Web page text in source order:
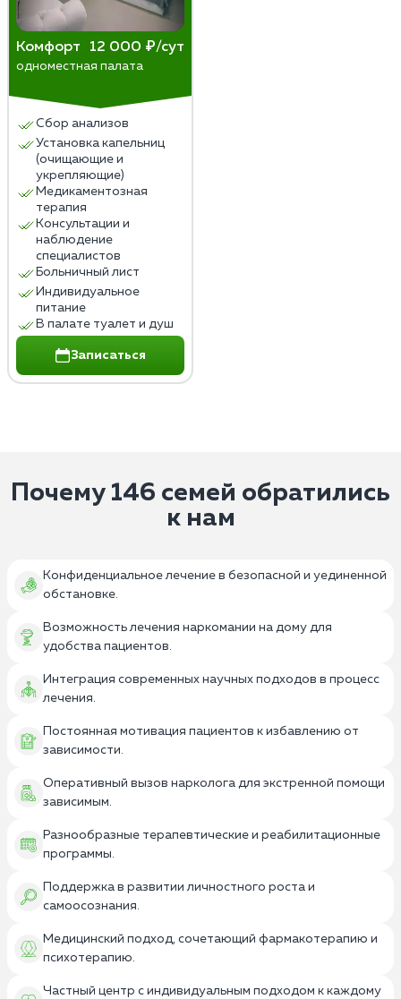
Комфорт 12 000 ₽/сут
одноместная палата
Сбор анализов
Установка капельниц
(очищающие и
укрепляющие)
Медикаментозная
терапия
Консультации и
наблюдение
специалистов
Больничный лист
Индивидуальное
питание
В палате туалет и душ
Записаться
Почему 146 семей обратились
к нам
Конфиденциальное лечение в безопасной и уединенной
обстановке.
Возможность лечения наркомании на дому для
удобства пациентов.
Интеграция современных научных подходов в процесс
лечения.
Постоянная мотивация пациентов к избавлению от
зависимости.
Оперативный вызов нарколога для экстренной помощи
зависимым.
Разнообразные терапевтические и реабилитационные
программы.
Поддержка в развитии личностного роста и
самоосознания.
Медицинский подход, сочетающий фармакотерапию и
психотерапию.
Частный центр с индивидуальным подходом к каждому